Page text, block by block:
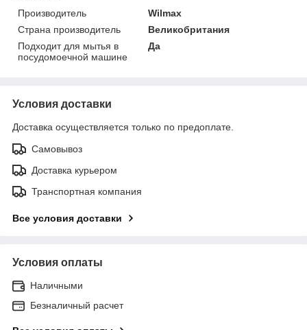
Производитель
Wilmax
Страна производитель
Великобритания
Подходит для мытья в
посудомоечной машине
Да
Условия доставки
Доставка осуществляется только по предоплате.
Самовывоз
Доставка курьером
Транспортная компания
Все условия доставки
Условия оплаты
Наличными
Безналичный расчет